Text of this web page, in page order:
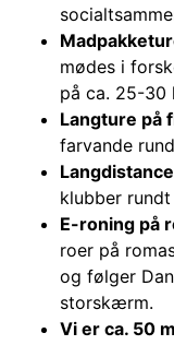
mødes i
på ca. 25-30
Langture på
farvande
klubber
E-roning på
roer på
og følger
storskærm.
Vi er ca. 50